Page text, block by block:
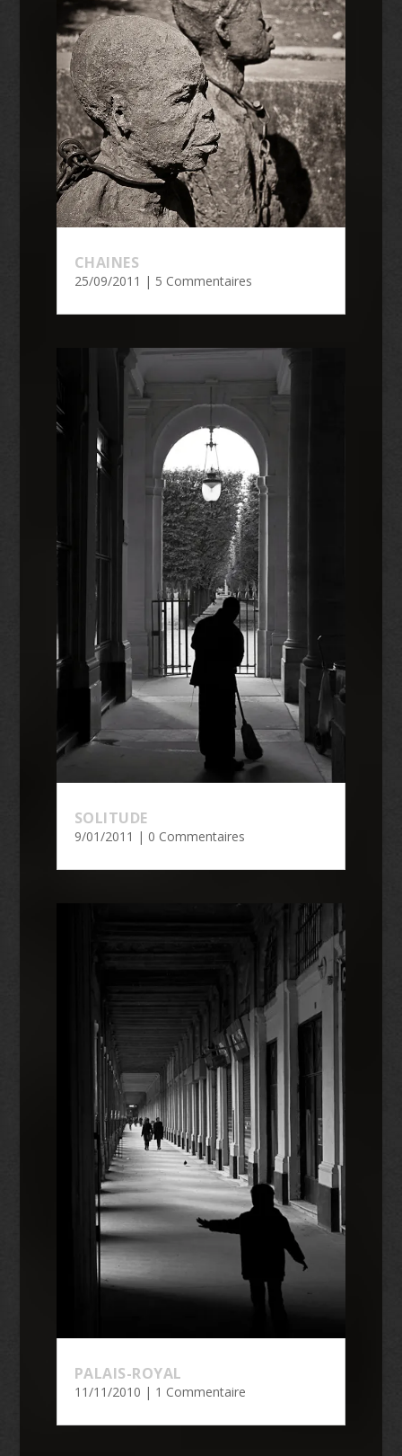
CHAINES
25/09/2011 | 5 Commentaires
SOLITUDE
9/01/2011 | 0 Commentaires
PALAIS-ROYAL
11/11/2010 | 1 Commentaire